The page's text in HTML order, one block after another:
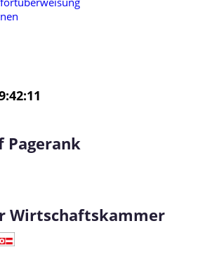
Pagerank
Wirtschaftskammer